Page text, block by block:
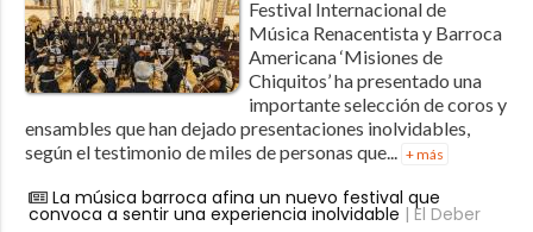
Festival Internacional de
Música Renacentista y Barroca
Americana ‘Misiones de
Chiquitos’ ha presentado una
importante selección de coros y
ensambles que han dejado presentaciones inolvidables,
según el testimonio de miles de personas que... + más
La música barroca afina un nuevo festival que
convoca a sentir una experiencia inolvidable | El Deber